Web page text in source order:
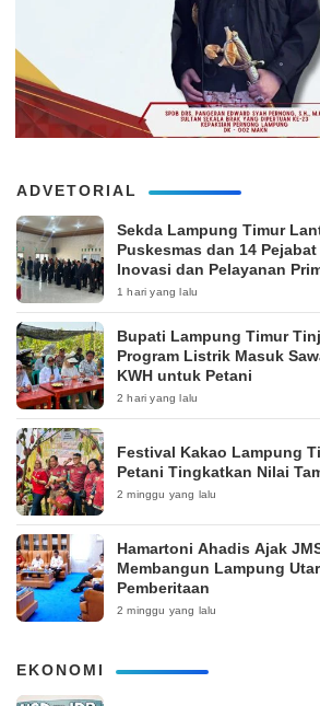
ADVETORIAL
‎Sekda Lampung Timur
Puskesmas dan 14
Inovasi dan Pelayanan
1 hari yang lalu
Bupati Lampung Timur
Program Listrik Masuk
KWH untuk Petani
2 hari yang lalu
‎Festival Kakao Lampung
Petani Tingkatkan Nilai
2 minggu yang lalu
Hamartoni Ahadis Ajak
Membangun Lampung
Pemberitaan
2 minggu yang lalu
EKONOMI